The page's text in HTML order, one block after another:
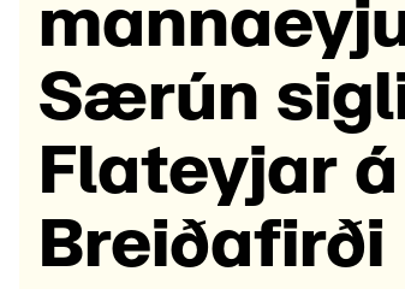
Særún
Flat­eyjar á
Breiða­firði